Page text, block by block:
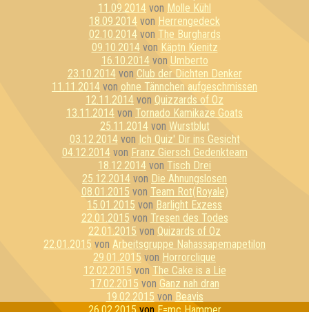
11.09.2014 von Molle Kühl
18.09.2014 von Herrengedeck
02.10.2014von The Burghards
09.10.2014von Käptn Kienitz
16.10.2014von Umberto
23.10.2014von Club der Dichten Denker
11.11.2014 von ohne Tännchen aufgeschmissen
12.11.2014 von Quizzards of Oz
13.11.2014 von Tornado Kamikaze Goats
25.11.2014von Wurstblut
03.12.2014von Ich Quiz' Dir ins Gesicht
04.12.2014von Franz Giersch Gedenkteam
18.12.2014 von Tisch Drei
25.12.2014 von Die Ahnungslosen
08.01.2015 von Team Rot(Royale)
15.01.2015 von Barlight Exzess
22.01.2015 von Tresen des Todes
22.01.2015 von Quizards of Oz
22.01.2015 von Arbeitsgruppe Nahassapemapetilon
29.01.2015 von Horrorclique
12.02.2015 von The Cake is a Lie
17.02.2015 von Ganz nah dran
19.02.2015 von Beavis
26.02.2015vonE=mc Hammer